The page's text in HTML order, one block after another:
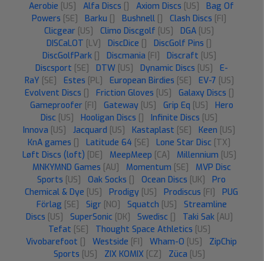
Aerobie [US] Alfa Discs Axiom Discs [US]
Bag Of
Powers [SE] Barku Bushnell Clash Discs [FI]
Clicgear [US] Climo Discgolf [US] DGA [US]
DISCaLOT [LV] DiscDice DiscGolf Pins
DiscGolfPark
Discmania [FI] Discraft [US]
Discsport [SE] DTW [US] Dynamic Discs [US]
E-
RaY [SE] Estes [PL] European Birdies [SE] EV-7 [US]
Evolvent Discs
Friction Gloves [US] Galaxy Discs
Gameproofer [FI] Gateway [US] Grip Eq [US]
Hero
Disc [US] Hooligan Discs Infinite Discs [US]
Innova [US] Jacquard [US] Kastaplast [SE] Keen [US]
KnA games
Latitude 64 [SE] Lone Star Disc [TX]
Løft Discs (loft) [DE] MeepMeep [CA] Millennium [US]
MNKYMND Games [AU] Momentum [SE]
MVP Disc
Sports [US] Oak Socks Ocean Discs [UK]
Pro
Chemical & Dye [US] Prodigy [US] Prodiscus [FI]
PUG
Förlag [SE] Sigr [NO] Squatch [US]
Streamline
Discs [US] SuperSonic [DK] Swedisc Taki Sak [AU]
Tefat [SE] Thought Space Athletics [US]
Vivobarefoot
Westside [FI] Wham-O [US]
ZipChip
Sports [US] ZIX KOMIX [CZ] Züca [US]